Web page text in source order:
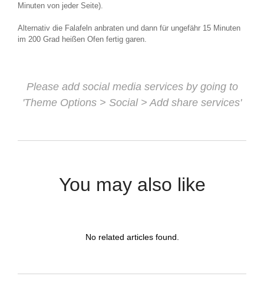
Minuten von jeder Seite).
Alternativ die Falafeln anbraten und dann für ungefähr 15 Minuten
im 200 Grad heißen Ofen fertig garen.
Please add social media services by going to
'Theme Options > Social > Add share services'
You may also like
No related articles found.